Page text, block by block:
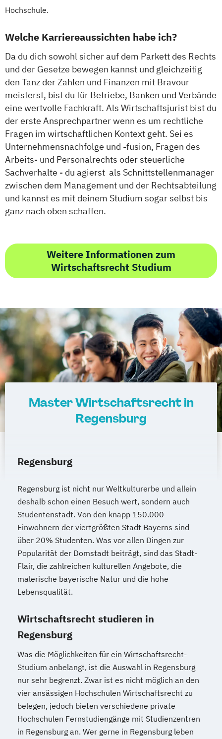
Hochschule.
Welche Karriereaussichten habe ich?
Da du dich sowohl sicher auf dem Parkett des Rechts
und der Gesetze bewegen kannst und gleichzeitig
den Tanz der Zahlen und Finanzen mit Bravour
meisterst, bist du für Betriebe, Banken und Verbände
eine wertvolle Fachkraft. Als Wirtschaftsjurist bist du
der erste Ansprechpartner wenn es um rechtliche
Fragen im wirtschaftlichen Kontext geht. Sei es
Unternehmensnachfolge und -fusion, Fragen des
Arbeits- und Personalrechts oder steuerliche
Sachverhalte - du agierst als Schnittstellenmanager
zwischen dem Management und der Rechtsabteilung
und kannst es mit deinem Studium sogar selbst bis
ganz nach oben schaffen.
Weitere Informationen zum
Wirtschaftsrecht Studium
Master Wirtschaftsrecht in
Regensburg
Regensburg
Regensburg ist nicht nur Weltkulturerbe und allein
deshalb schon einen Besuch wert, sondern auch
Studentenstadt. Von den knapp 150.000
Einwohnern der viertgrößten Stadt Bayerns sind
über 20% Studenten. Was vor allen Dingen zur
Popularität der Domstadt beiträgt, sind das Stadt-
Flair, die zahlreichen kulturellen Angebote, die
malerische bayerische Natur und die hohe
Lebensqualität.
Wirtschaftsrecht studieren in
Regensburg
Was die Möglichkeiten für ein Wirtschaftsrecht-
Studium anbelangt, ist die Auswahl in Regensburg
nur sehr begrenzt. Zwar ist es nicht möglich an den
vier ansässigen Hochschulen Wirtschaftsrecht zu
belegen, jedoch bieten verschiedene private
Hochschulen Fernstudiengänge mit Studienzentren
in Regensburg an. Wer gerne in Regensburg leben